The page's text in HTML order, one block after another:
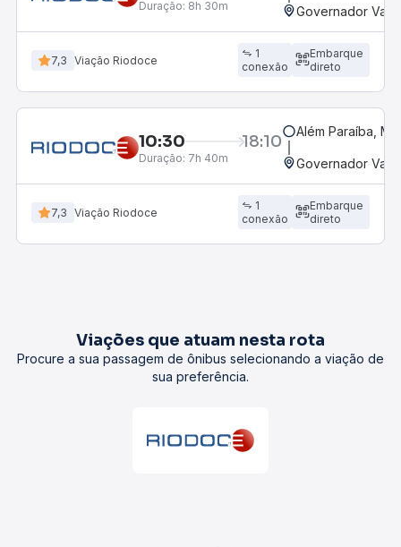
Duração: 8h 30m Governador
7,3 Viação Riodoce
1
conexão
Embarque
direto
10:30 18:10
Duração: 7h 40m
Além Paraíba,
Governador
7,3 Viação Riodoce
1
conexão
Embarque
direto
Viações que atuam nesta rota
Procure a sua passagem de ônibus selecionando a viação de
sua preferência.